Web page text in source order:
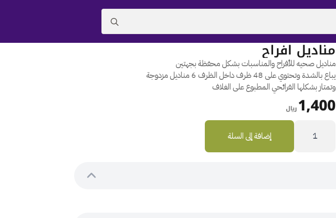
مناديل افراح
مناديل صحيه للأفراح والمناسبات بشكل محفظة بجهتين
يباع بالشدة وتحتوي على 48 ظرف داخل الظرف
مناديل مزدوجة
وتمتاز بشكلها الفرائحي المطبوع على الغلاف
1,400﷼
إضافة إلى السلة